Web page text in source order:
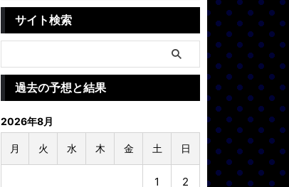
サイト検索
過去の予想と結果
2026年8月
月 火 水 木 金 土 日
1 2